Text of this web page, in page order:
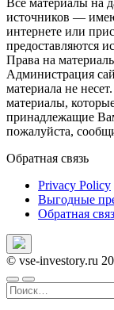
источников —
интернете или
предоставляются
Права на
Администрация
материала не
материалы,
принадлежащие
пожалуйста,
Обратная связь
Privacy Policy
Выгодные
Обратная
© vse-investory.ru
Найти: